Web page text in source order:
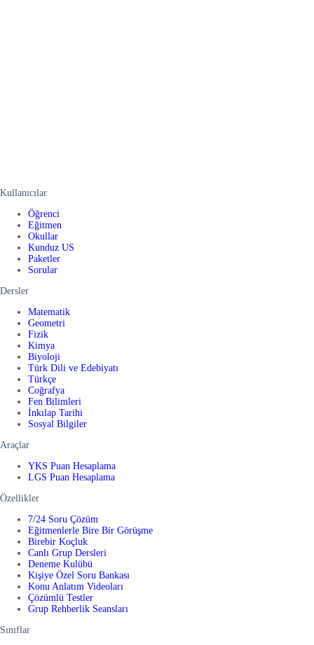
Kullanıcılar
Öğrenci
Eğitmen
Okullar
Kunduz US
Paketler
Sorular
Dersler
Matematik
Geometri
Fizik
Kimya
Biyoloji
Türk Dili ve Edebiyatı
Türkçe
Coğrafya
Fen Bilimleri
İnkılap Tarihi
Sosyal Bilgiler
Araçlar
YKS Puan Hesaplama
LGS Puan Hesaplama
Özellikler
7/24 Soru Çözüm
Eğitmenlerle Bire Bir Görüşme
Birebir Koçluk
Canlı Grup Dersleri
Deneme Kulübü
Kişiye Özel Soru Bankası
Konu Anlatım Videoları
Çözümlü Testler
Grup Rehberlik Seansları
Sınıflar